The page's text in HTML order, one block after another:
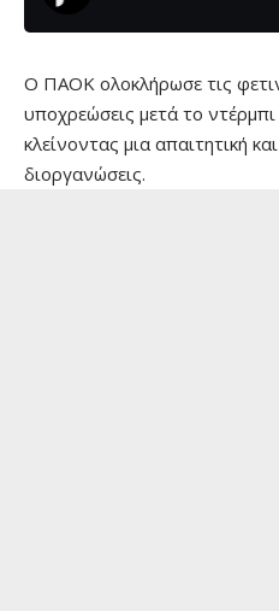
Ο ΠΑΟΚ ολοκλήρωσε τις
υποχρεώσεις μετά το
κλείνοντας μια απαιτητική
διοργανώσεις.